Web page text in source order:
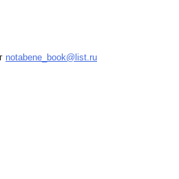
notabene_book@list.ru